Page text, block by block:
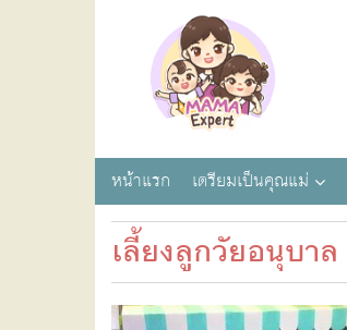
หน้าแรก เตรียมเป็นคุณแม่
เลี้ยงลูกวัยอนุบาล